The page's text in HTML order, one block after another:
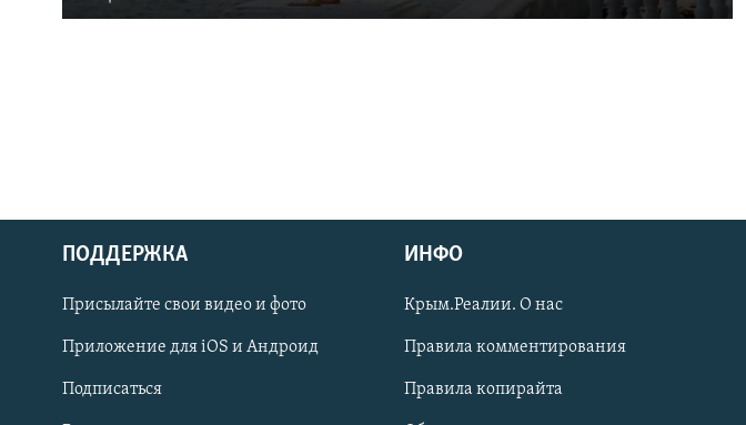
Українською
Qırımtatar
ПРИСОЕДИНЯЙТЕСЬ!
ПОДДЕРЖКА
Присылайте свои видео и фото
Приложение для iOS и Андроид
Подписаться
ИНФО
Крым.Реалии. О нас
Правила комментирования
Правила копирайта